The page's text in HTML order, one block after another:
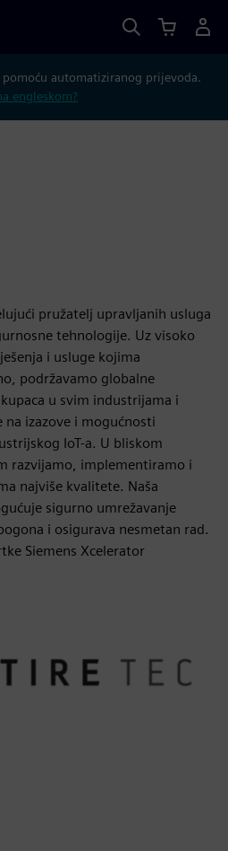
pomoću automatiziranog prijevoda.
engleskom?
pružatelj upravljanih usluga
tehnologije. Uz visoko
i usluge kojima
podržavamo globalne
u svim industrijama i
izazove i mogućnosti
IoT-a. U bliskom
razvijamo, implementiramo i
najviše kvalitete. Naša
sigurno umrežavanje
i osigurava nesmetan rad.
Siemens Xcelerator